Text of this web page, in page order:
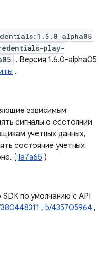
alpha05
play-
. Версия 1.6.0-alpha05
.
зависимым
сигналы о состоянии
учетных данных,
состояние учетных
( Ia7a65 )
по умолчанию с API
, b/435705964 ,